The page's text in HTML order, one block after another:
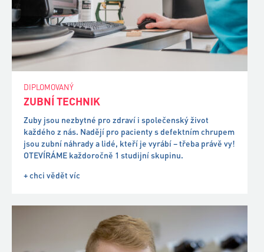
ZUBNÍ TECHNIK
Zuby jsou nezbytné pro zdraví i společenský život
každého z nás. Nadějí pro pacienty s defektním chrupem
jsou zubní náhrady a lidé, kteří je vyrábí – třeba právě vy!
OTEVÍRÁME každoročně 1 studijní skupinu.
+ chci vědět víc